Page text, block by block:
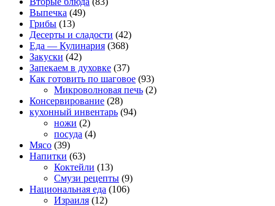
Выпечка (49)
Грибы (13)
Десерты и сладости (42)
Еда — Кулинария (368)
Закуски (42)
Запекаем в духовке (37)
Как готовить по шаговое (93)
Микроволновая печь (2)
Консервирование (28)
кухонный инвентарь (94)
ножи (2)
посуда (4)
Мясо (39)
Напитки (63)
Коктейли (13)
Смузи рецепты (9)
Национальная еда (106)
Израиля (12)